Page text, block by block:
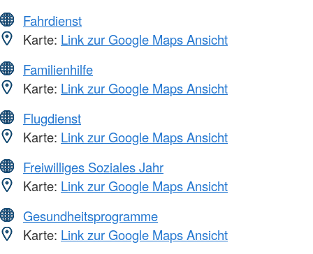
Fahrdienst
Karte: Link zur Google Maps Ansicht
Familienhilfe
Karte: Link zur Google Maps Ansicht
Flugdienst
Karte: Link zur Google Maps Ansicht
Freiwilliges Soziales Jahr
Karte: Link zur Google Maps Ansicht
Gesundheitsprogramme
Karte: Link zur Google Maps Ansicht